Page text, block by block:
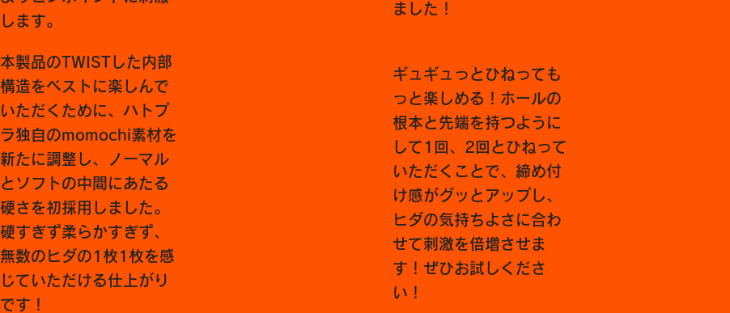
します。
ました！
本製品のTWISTした内部
構造をベストに楽しんで
いただくために、ハトプ
ラ独自のmomochi素材を
新たに調整し、ノーマル
とソフトの中間にあたる
硬さを初採用しました。
硬すぎず柔らかすぎず、
無数のヒダの1枚1枚を感
じていただける仕上がり
です！
ギュギュっとひねっても
っと楽しめる！ホールの
根本と先端を持つように
して1回、2回とひねって
いただくことで、締め付
け感がグッとアップし、
ヒダの気持ちよさに合わ
せて刺激を倍増させま
す！ぜひお試しくださ
い！